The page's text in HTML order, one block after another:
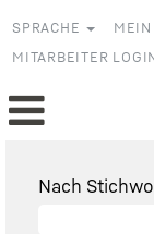
SPRACHE
MEIN
MITARBEITER
Nach